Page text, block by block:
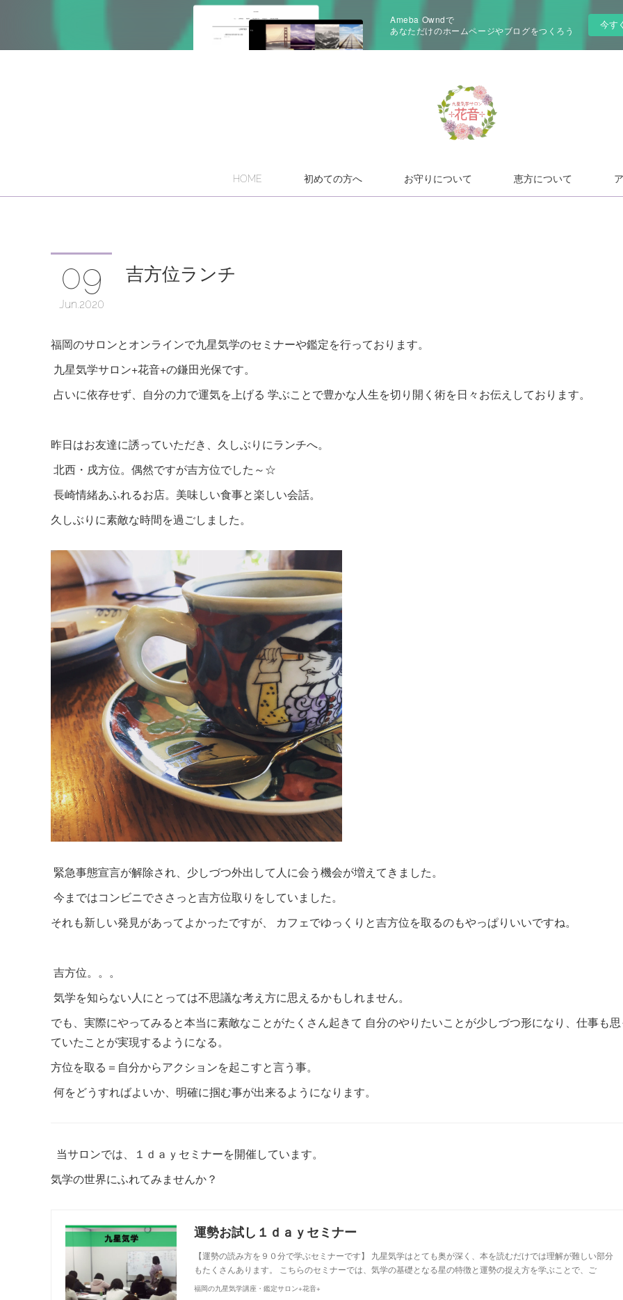
Ameba Owndで
あなただけのホームページやブログをつくろう
今す
HOME 初めての方へ お守りについて 恵方について
09
Jun 2020
吉方位ランチ
福岡のサロンとオンラインで九星気学のセミナーや鑑定を行っております。
九星気学サロン+花音+の鎌田光保です。
占いに依存せず、自分の力で運気を上げる 学ぶことで豊かな人生を切り開く術を日々お伝えしております。
昨日はお友達に誘っていただき、久しぶりにランチへ。
北西・戌方位。偶然ですが吉方位でした～☆
長崎情緒あふれるお店。美味しい食事と楽しい会話。
久しぶりに素敵な時間を過ごしました。
緊急事態宣言が解除され、少しづつ外出して人に会う機会が増えてきました。
今まではコンビニでささっと吉方位取りをしていました。
それも新しい発見があってよかったですが、 カフェでゆっくりと吉方位を取るのもやっぱりいいですね。
吉方位。。。
気学を知らない人にとっては不思議な考え方に思えるかもしれません。
でも、実際にやってみると本当に素敵なことがたくさん起きて 自分のやりたいことが少しづつ形になり、仕事も
ていたことが実現するようになる。
方位を取る＝自分からアクションを起こすと言う事。
何をどうすればよいか、明確に掴む事が出来るようになります。
当サロンでは、１ｄａｙセミナーを開催しています。
気学の世界にふれてみませんか？
運勢お試し１ｄａｙセミナー
【運勢の読み方を９０分で学ぶセミナーです】 九星気学はとても奥が深く、本を読むだけでは理解が難しい部分
もたくさんあります。 こちらのセミナーでは、気学の基礎となる星の特徴と運勢の捉え方を学ぶことで、ご
福岡の九星気学講座・鑑定サロン+花音+